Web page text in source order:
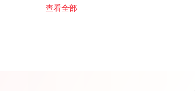
查看全部